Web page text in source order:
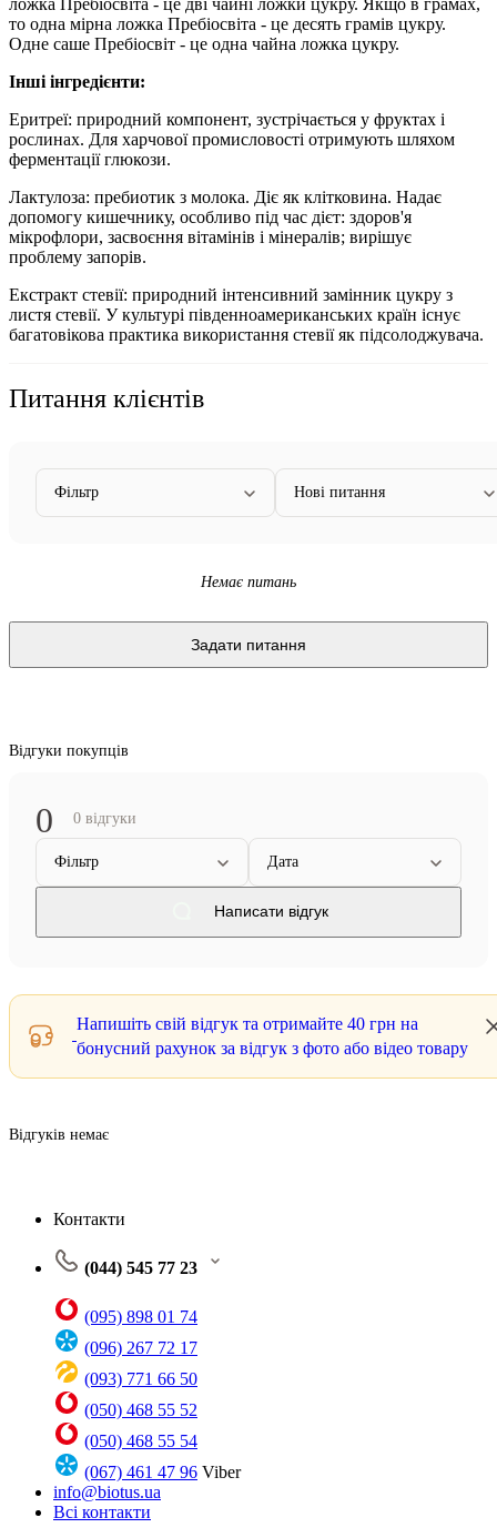
то одна мірна ложка Пребіосвіта - це десять грамів цукру.
Одне саше Пребіосвіт - це одна чайна ложка цукру.
Інші інгредієнти:
Еритреї: природний компонент, зустрічається у фруктах і
рослинах. Для харчової промисловості отримують шляхом
ферментації глюкози.
Лактулоза: пребиотик з молока. Діє як клітковина. Надає
допомогу кишечнику, особливо під час дієт: здоров'я
мікрофлори, засвоєння вітамінів і мінералів; вирішує
проблему запорів.
Екстракт стевії: природний інтенсивний замінник цукру з
листя стевії. У культурі південноамериканських країн існує
багатовікова практика використання стевії як підсолоджувача.
Питання клієнтів
Фільтр Нові питання
Немає питань
Задати питання
Відгуки покупців
0 0 відгуки
Фільтр Дата
Написати відгук
Напишіть свій відгук та отримайте 40 грн на
бонусний рахунок за відгук з фото або відео товару
Відгуків немає
Контакти
(044) 545 77 23
(095) 898 01 74
(096) 267 72 17
(093) 771 66 50
(050) 468 55 52
(050) 468 55 54
(067) 461 47 96 Viber
info@biotus.ua
Всі контакти